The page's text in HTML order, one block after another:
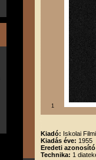
1
Kiadó: Iskolai
Kiadás éve: 1955
Eredeti
Technika: 1